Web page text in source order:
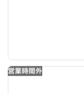
営業時間外